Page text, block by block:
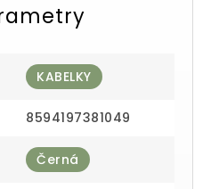
KABELKY
8594197381049
Černá